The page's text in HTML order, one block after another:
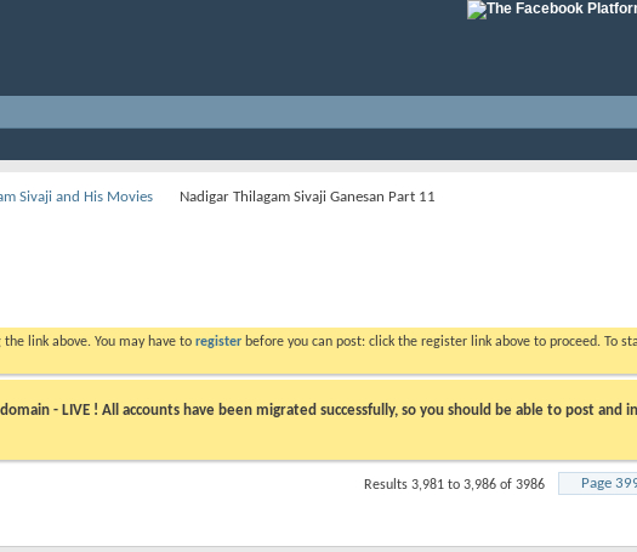
Sivaji and His Movies Nadigar Thilagam Sivaji Ganesan Part 11
the link above. You may have to register before you can post: click the register link above to proceed. To
- LIVE ! All accounts have been migrated successfully, so you should be able to post and
Page
Results 3,981 to 3,986 of 3986